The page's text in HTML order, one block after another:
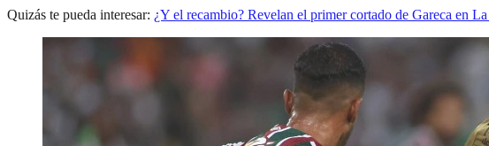
Quizás te pueda interesar: ¿Y el recambio? Revelan el primer cortado de Gareca en